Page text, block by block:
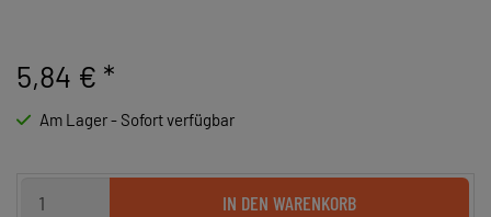
5,84 € *
Am Lager - Sofort verfügbar
IN DEN WARENKORB